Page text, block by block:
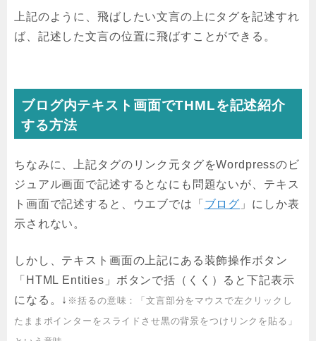
上記のように、飛ばしたい文言の上にタグを記述すれ
ば、記述した文言の位置に飛ばすことができる。
ブログ内テキスト画面でTHMLを記述紹介
する方法
ちなみに、上記タグのリンク元タグをWordpressのビ
ジュアル画面で記述するとなにも問題ないが、テキス
ト画面で記述すると、ウエブでは「 ブログ 」にしか表
示されない。
しかし、テキスト画面の上記にある装飾操作ボタン
「HTML Entities」ボタンで括（くく）ると下記表示
になる。↓ ※括るの意味：「文言部分をマウスで左クリックし
たままポインターをスライドさせ黒の背景をつけリンクを貼る」